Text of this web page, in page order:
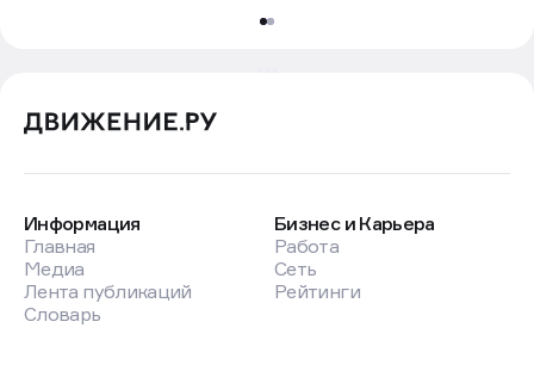
Информация
Главная
Медиа
Лента публикаций
Словарь
Бизнес и Карьера
Работа
Сеть
Рейтинги